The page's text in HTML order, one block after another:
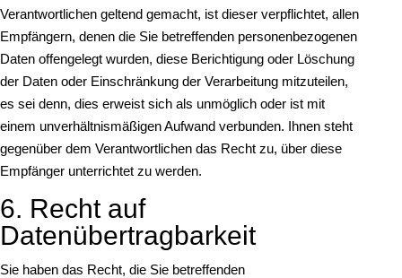
Verantwortlichen geltend gemacht, ist dieser verpflichtet, allen
Empfängern, denen die Sie betreffenden personenbezogenen
Daten offengelegt wurden, diese Berichtigung oder Löschung
der Daten oder Einschränkung der Verarbeitung mitzuteilen,
es sei denn, dies erweist sich als unmöglich oder ist mit
einem unverhältnismäßigen Aufwand verbunden. Ihnen steht
gegenüber dem Verantwortlichen das Recht zu, über diese
Empfänger unterrichtet zu werden.
6. Recht auf
Datenübertragbarkeit
Sie haben das Recht, die Sie betreffenden